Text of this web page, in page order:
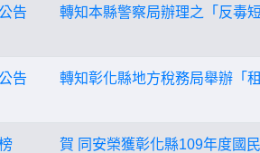
告 轉知本縣警察局辦理之「反毒
告 轉知彰化縣地方稅務局舉辦「
賀 同安榮獲彰化縣109年度國